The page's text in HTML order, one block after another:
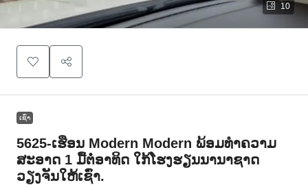
10
ເຊົ່າ
5625-ເຮືອນ Modern Modern ພ້ອມທຳຄວາມ
ສະອາດ 1 ມື້ຕໍ່ອາທິດ ໃກ້ໂຮງຮຽນນານາຊາດ
ວຽງຈັນໃຫ້ເຊົ່າ.